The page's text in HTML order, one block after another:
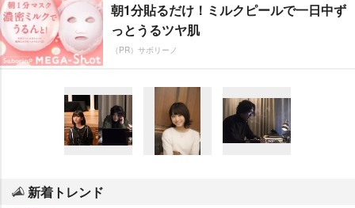
朝1分貼るだけ！ミルクピールで一日中ず
っとうるツヤ肌
（PR）サボリーノ
新着トレンド